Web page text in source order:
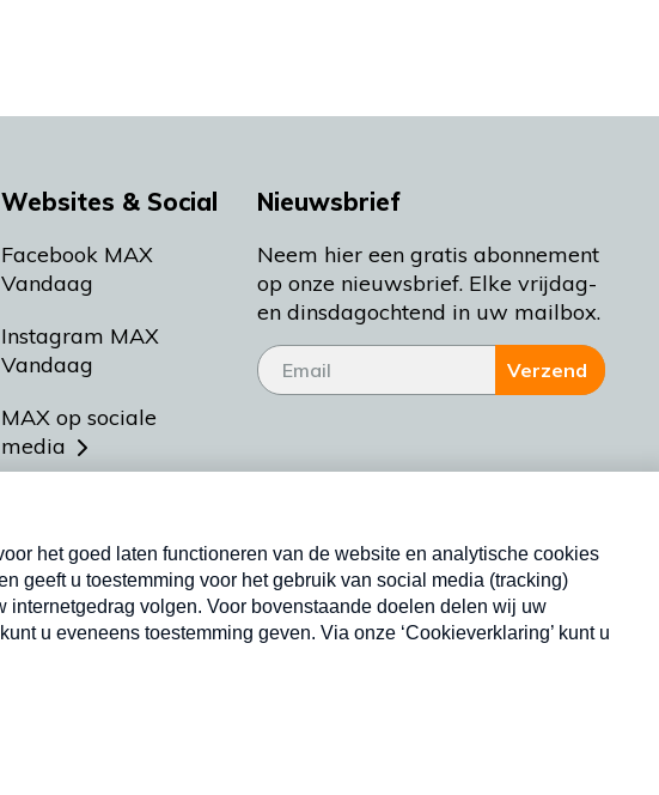
Websites & Social
Facebook MAX
Vandaag
Instagram MAX
Vandaag
MAX op sociale
media
Meldpunt Actueel
Heel Holland Bakt
Nieuwsbrief
Neem hier een gratis abonnement
op onze nieuwsbrief. Elke vrijdag-
en dinsdagochtend in uw mailbox.
Verzend
Nieuwsbrief
Neem hier een gratis abonnement op onze